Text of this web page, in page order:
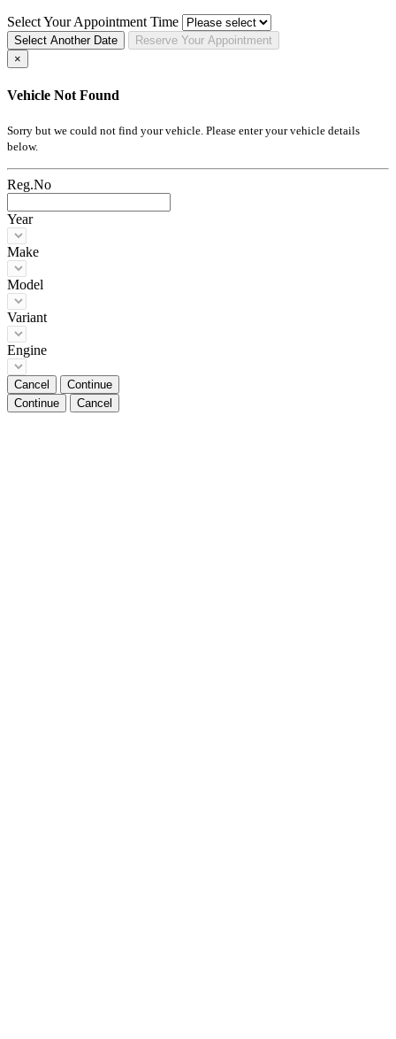
Select Your Appointment Time
Select Another Date Reserve Your Appointment
×
Vehicle Not Found
Sorry but we could not find your vehicle. Please enter your vehicle details
below.
Reg.No
Year
Make
Model
Variant
Engine
Cancel
Continue
Continue
Cancel